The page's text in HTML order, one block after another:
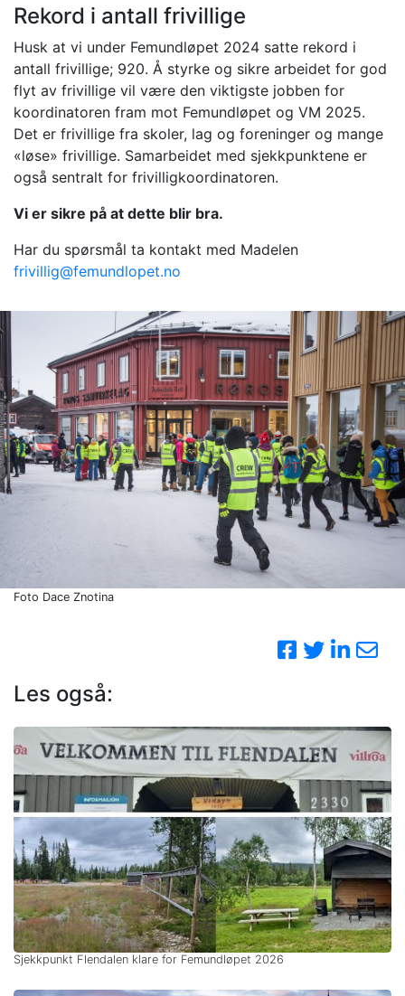
Rekord i antall frivillige
Husk at vi under Femundløpet 2024 satte rekord i
antall frivillige; 920. Å styrke og sikre arbeidet for god
flyt av frivillige vil være den viktigste jobben for
koordinatoren fram mot Femundløpet og VM 2025.
Det er frivillige fra skoler, lag og foreninger og mange
«løse» frivillige. Samarbeidet med sjekkpunktene er
også sentralt for frivilligkoordinatoren.
Vi er sikre på at dette blir bra.
Har du spørsmål ta kontakt med Madelen
frivillig@femundlopet.no
Foto Dace Znotina
Les også:
Sjekkpunkt Flendalen klare for Femundløpet 2026